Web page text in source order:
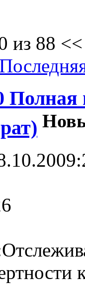
из 88
Полная